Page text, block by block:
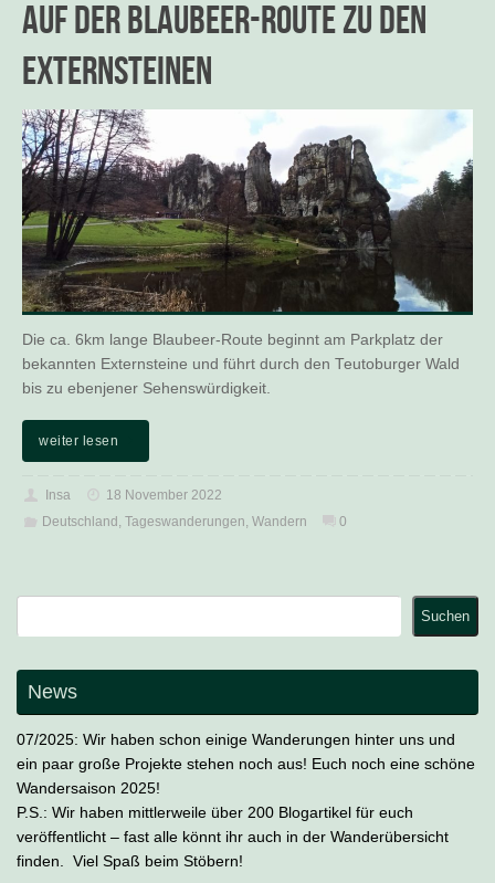
Auf der Blaubeer-Route zu den
Externsteinen
Die ca. 6km lange Blaubeer-Route beginnt am Parkplatz der
bekannten Externsteine und führt durch den Teutoburger Wald
bis zu ebenjener Sehenswürdigkeit.
weiter lesen
Insa
18 November 2022
Deutschland Tageswanderungen Wandern 0
Suchen
News
07/2025: Wir haben schon einige Wanderungen hinter uns und
ein paar große Projekte stehen noch aus! Euch noch eine schöne
Wandersaison 2025!
P.S.: Wir haben mittlerweile über 200 Blogartikel für euch
veröffentlicht – fast alle könnt ihr auch in der Wanderübersicht
finden. Viel Spaß beim Stöbern!